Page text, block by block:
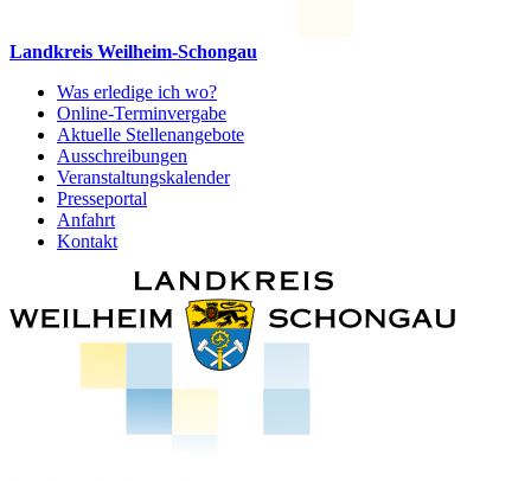
Landkreis Weilheim-Schongau
Was erledige ich wo?
Online-Terminvergabe
Aktuelle Stellenangebote
Ausschreibungen
Veranstaltungskalender
Presseportal
Anfahrt
Kontakt